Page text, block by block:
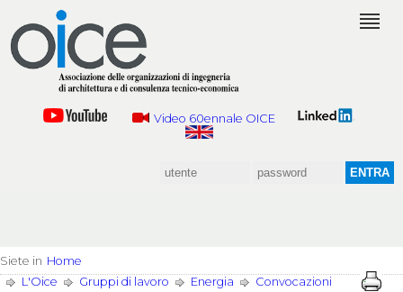
Video 60ennale OICE
Siete in Home
L'Oice
Gruppi di lavoro Energia Convocazioni